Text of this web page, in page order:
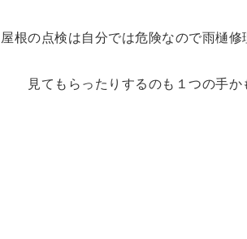
屋根の点検は自分では危険なので雨樋修
見てもらったりするのも１つの手か